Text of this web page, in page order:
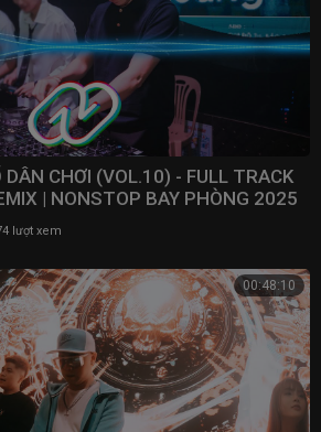
DÂN CHƠI (VOL.10) - FULL TRACK
| NONSTOP BAY PHÒNG 2025
lượt xem
00:48:10